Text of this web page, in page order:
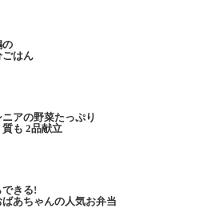
の
ごはん
アの野菜たっぷり
も 2品献立
できる!
あちゃんの人気お弁当